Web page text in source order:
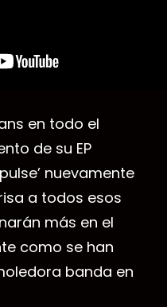
en todo el
de su EP
nuevamente
a todos esos
más en el
como se han
banda en